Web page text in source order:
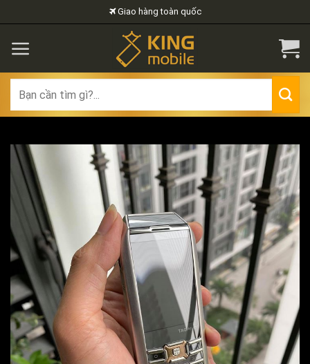
to
content
Giao hàng toàn quốc
for: